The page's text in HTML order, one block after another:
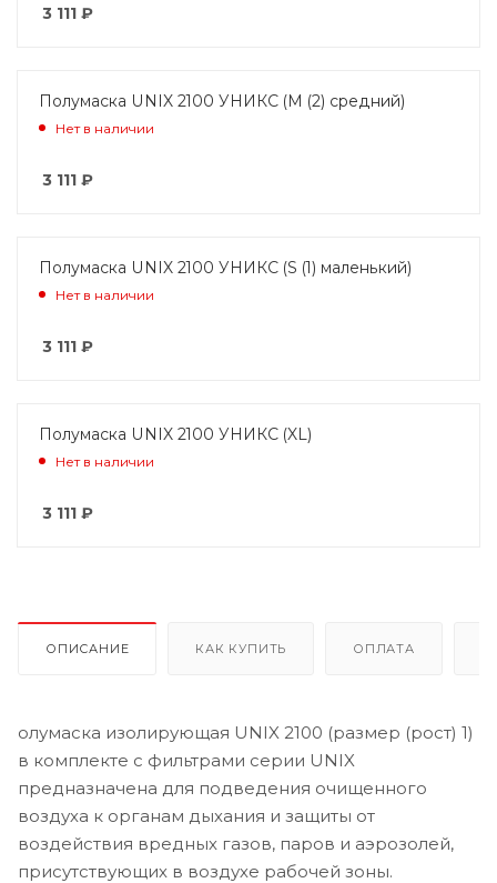
3 111 ₽
Полумаска UNIX 2100 УНИКС (M (2) средний)
Нет в наличии
3 111 ₽
Полумаска UNIX 2100 УНИКС (S (1) маленький)
Нет в наличии
3 111 ₽
Полумаска UNIX 2100 УНИКС (XL)
Нет в наличии
3 111 ₽
ОПИСАНИЕ КАК КУПИТЬ ОПЛАТА
олумаска изолирующая UNIX 2100 (размер (рост) 1)
в комплекте с фильтрами серии UNIX
предназначена для подведения очищенного
воздуха к органам дыхания и защиты от
воздействия вредных газов, паров и аэрозолей,
присутствующих в воздухе рабочей зоны.